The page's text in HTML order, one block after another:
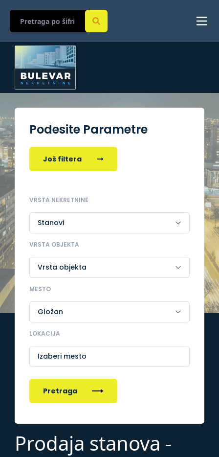
Podesite Parametre
Još filtera
VRSTA NEKRETNINE
VRSTA OBJEKTA
MESTO
LOKACIJA
Izaberi mesto
Pretraga
Prodaja stanova -